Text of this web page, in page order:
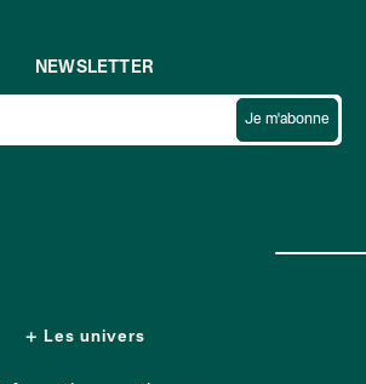
Les univers
NEWSLETTER
Je m'abonne